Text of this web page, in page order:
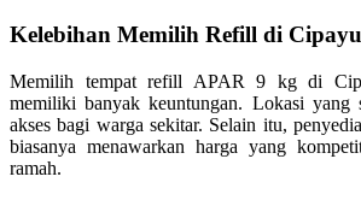
Kelebihan Memilih Refill di
Memilih tempat refill APAR 9 kg di
memiliki banyak keuntungan. Lokasi yang
akses bagi warga sekitar. Selain itu,
biasanya menawarkan harga yang
ramah.